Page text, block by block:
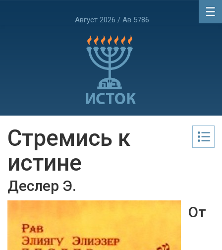
Август 2026 / Ав 5786
Стремись к
истине
Деслер Э.
От